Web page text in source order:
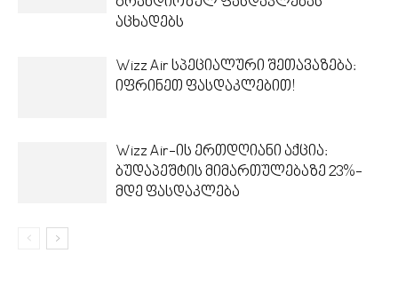
აცხადებს
Wizz Air სპეციალური შეთავაზება:
იფრინეთ ფასდაკლებით!
Wizz Air-ის ერთდღიანი აქცია:
ბუდაპეშტის მიმართულებაზე 23%-
მდე ფასდაკლება